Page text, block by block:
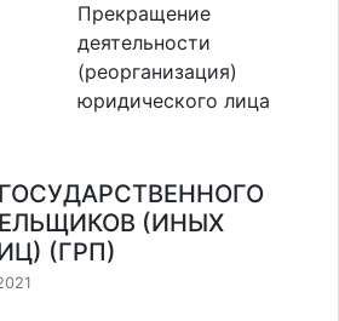
Прекращение
деятельности
(реорганизация)
юридического лица
(ИНЫХ
(ГРП)